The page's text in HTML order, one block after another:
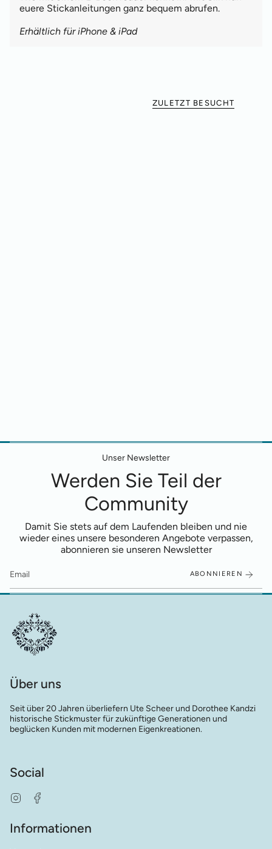
euere Stickanleitungen ganz bequem abrufen.
Erhältlich für iPhone & iPad
ZULETZT BESUCHT
Unser Newsletter
Werden Sie Teil der
Community
Damit Sie stets auf dem Laufenden bleiben und nie
wieder eines unsere besonderen Angebote verpassen,
abonnieren sie unseren Newsletter
ABONNIEREN
Über uns
Seit über 20 Jahren überliefern Ute Scheer und Dorothee Kandzi
historische Stickmuster für zukünftige Generationen und
beglücken Kunden mit modernen Eigenkreationen.
Social
Instagram
Informationen